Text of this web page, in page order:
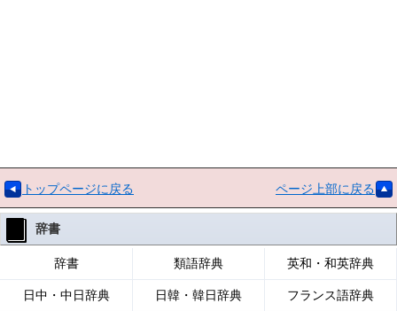
トップページに戻る ページ上部に戻る
辞書
辞書 類語辞典 英和・和英辞典
日中・中日辞典 日韓・韓日辞典 フランス語辞典